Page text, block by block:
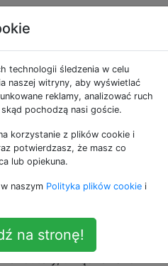
orobaku Mirai
technologii śledzenia w celu
naszej witryny, aby wyświetlać
reklamy, analizować ruch
pochodzą nasi goście.
korzystanie z plików cookie i
potwierdzasz, że masz co
lub opiekuna.
naszym Polityka plików cookie i
na stronę!